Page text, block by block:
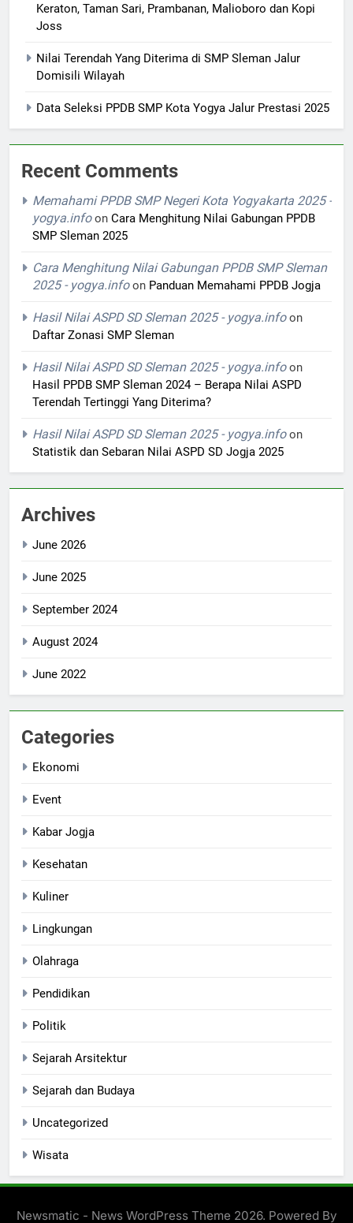
Keraton, Taman Sari, Prambanan, Malioboro dan Kopi
Joss
Nilai Terendah Yang Diterima di SMP Sleman Jalur
Domisili Wilayah
Data Seleksi PPDB SMP Kota Yogya Jalur Prestasi 2025
Recent Comments
Memahami PPDB SMP Negeri Kota Yogyakarta 2025 -
yogya.infoon Cara Menghitung Nilai Gabungan PPDB
SMP Sleman 2025
Cara Menghitung Nilai Gabungan PPDB SMP Sleman
2025 - yogya.infoon Panduan Memahami PPDB Jogja
Hasil Nilai ASPD SD Sleman 2025 - yogya.infoon
Daftar Zonasi SMP Sleman
Hasil Nilai ASPD SD Sleman 2025 - yogya.infoon
Hasil PPDB SMP Sleman 2024 – Berapa Nilai ASPD
Terendah Tertinggi Yang Diterima?
Hasil Nilai ASPD SD Sleman 2025 - yogya.infoon
Statistik dan Sebaran Nilai ASPD SD Jogja 2025
Archives
June 2026
June 2025
September 2024
August 2024
June 2022
Categories
Ekonomi
Event
Kabar Jogja
Kesehatan
Kuliner
Lingkungan
Olahraga
Pendidikan
Politik
Sejarah Arsitektur
Sejarah dan Budaya
Uncategorized
Wisata
Newsmatic - News WordPress Theme 2026. Powered By